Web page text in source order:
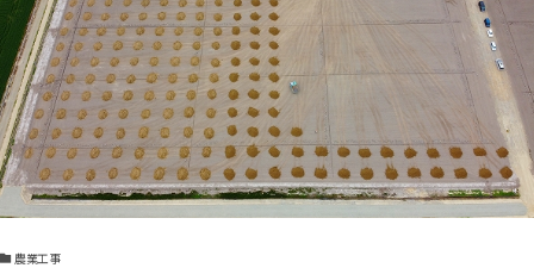
農業工事